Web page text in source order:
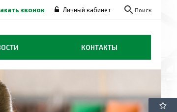
search Поиск
Личный кабинет
звонок
КОНТАКТЫ